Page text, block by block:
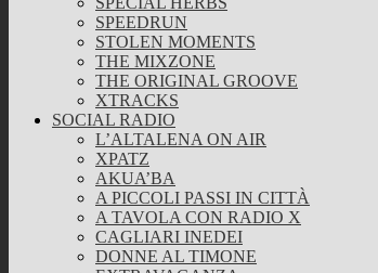
SPEEDRUN
STOLEN MOMENTS
THE MIXZONE
THE ORIGINAL GROOVE
XTRACKS
SOCIAL RADIO
L’ALTALENA ON AIR
XPATZ
AKUA’BA
A PICCOLI PASSI IN CITTÀ
A TAVOLA CON RADIO X
CAGLIARI INEDEI
DONNE AL TIMONE